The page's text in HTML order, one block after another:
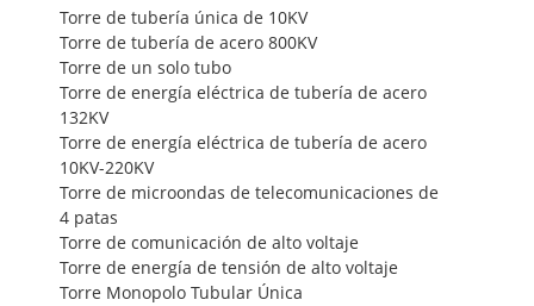
Torre de tubería única de 10KV
Torre de tubería de acero 800KV
Torre de un solo tubo
Torre de energía eléctrica de tubería de acero
132KV
Torre de energía eléctrica de tubería de acero
10KV-220KV
Torre de microondas de telecomunicaciones de
4 patas
Torre de comunicación de alto voltaje
Torre de energía de tensión de alto voltaje
Torre Monopolo Tubular Única